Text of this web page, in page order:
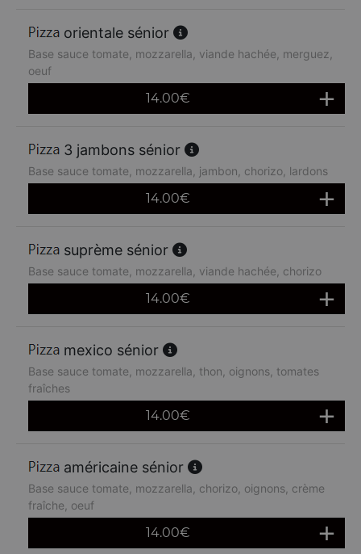
orientale sénior
Base sauce tomate, mozzarella, viande hachée, merguez,
oeuf
14.00€
3 jambons sénior
Base sauce tomate, mozzarella, jambon, chorizo, lardons
14.00€
suprème sénior
Base sauce tomate, mozzarella, viande hachée, chorizo
14.00€
mexico sénior
Base sauce tomate, mozzarella, thon, oignons, tomates
fraîches
14.00€
américaine sénior
Base sauce tomate, mozzarella, chorizo, oignons, crème
fraîche, oeuf
14.00€